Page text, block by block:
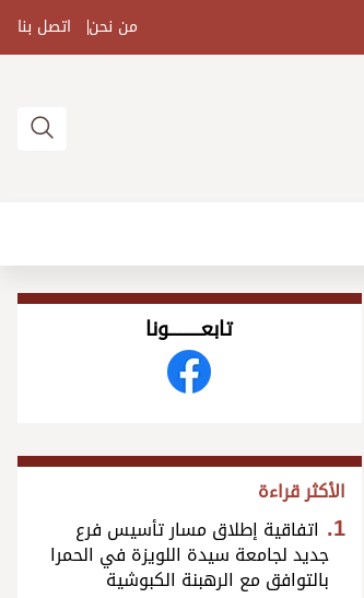
من نحن اتصل بنا
تابعــــــــــونا
الأكثر قراءة
اتفاقية إطلاق مسار تأسيس فرع
جديد لجامعة سيدة اللويزة في الحمرا
بالتوافق مع الرهبنة الكبوشية